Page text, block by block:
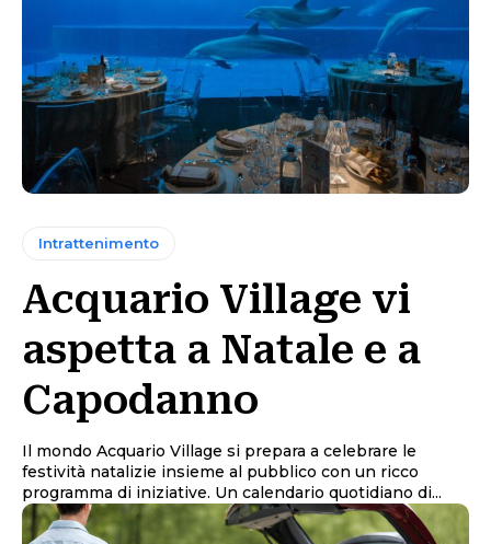
Intrattenimento
Acquario Village vi
aspetta a Natale e a
Capodanno
Il mondo Acquario Village si prepara a celebrare le
festività natalizie insieme al pubblico con un ricco
programma di iniziative. Un calendario quotidiano di...